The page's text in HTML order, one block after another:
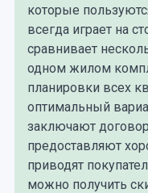
которые
всегда играет на
сравнивает
одном жилом
планировки всех
оптимальный
заключают
предоставляют
приводят
можно получить